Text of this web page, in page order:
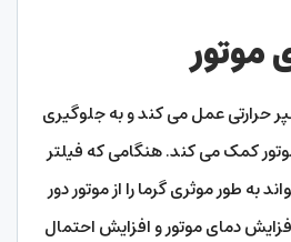
موتور
حرارتی عمل می کند و به جلوگیری
کمک می کند. هنگامی که فیلتر
به طور موثری گرما را از موتور دور
دمای موتور و افزایش احتمال